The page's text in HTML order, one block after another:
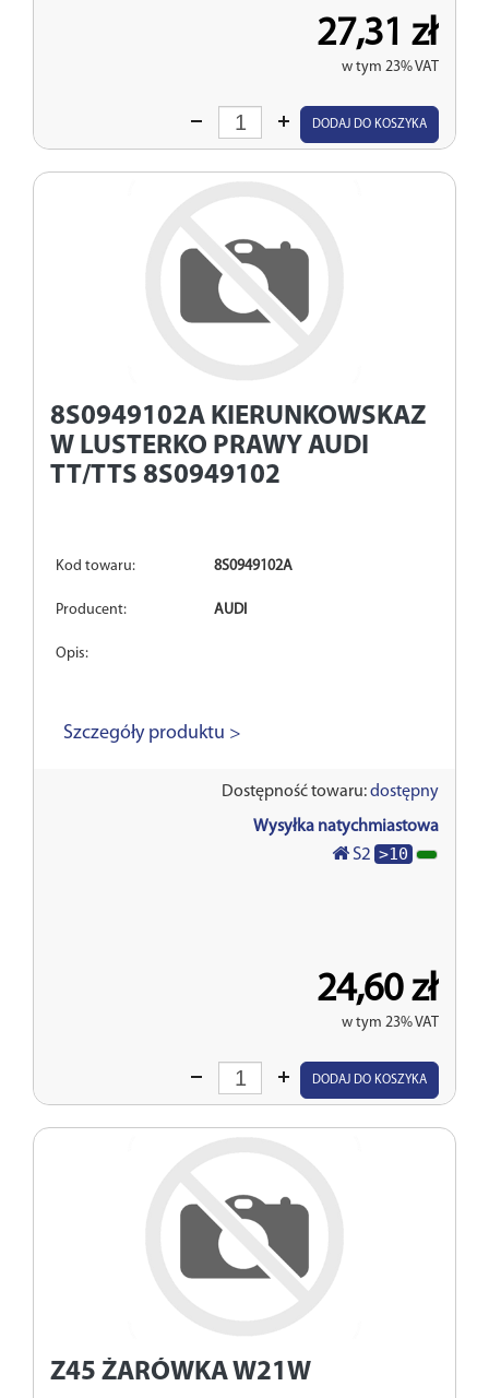
27,31 zł
w tym 23% VAT
Wprowadź
DODAJ DO KOSZYKA
8S0949102A KIERUNKOWSKAZ
W LUSTERKO PRAWY AUDI
TT/TTS 8S0949102
Kod towaru: 8S0949102A
Producent: AUDI
Opis:
Szczegóły produktu >
Dostępność towaru:dostępny
Wysyłka natychmiastowa
S2 >10
24,60 zł
w tym 23% VAT
Wprowadź
DODAJ DO KOSZYKA
Z45 ŻARÓWKA W21W